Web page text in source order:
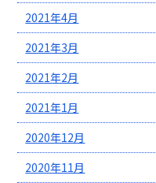
2021年4月
2021年3月
2021年2月
2021年1月
2020年12月
2020年11月